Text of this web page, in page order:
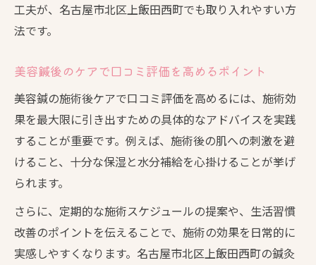
工夫が、名古屋市北区上飯田西町でも取り入れやすい方
法です。
美容鍼後のケアで口コミ評価を高めるポイント
美容鍼の施術後ケアで口コミ評価を高めるには、施術効
果を最大限に引き出すための具体的なアドバイスを実践
することが重要です。例えば、施術後の肌への刺激を避
けること、十分な保湿と水分補給を心掛けることが挙げ
られます。
さらに、定期的な施術スケジュールの提案や、生活習慣
改善のポイントを伝えることで、施術の効果を日常的に
実感しやすくなります。名古屋市北区上飯田西町の鍼灸